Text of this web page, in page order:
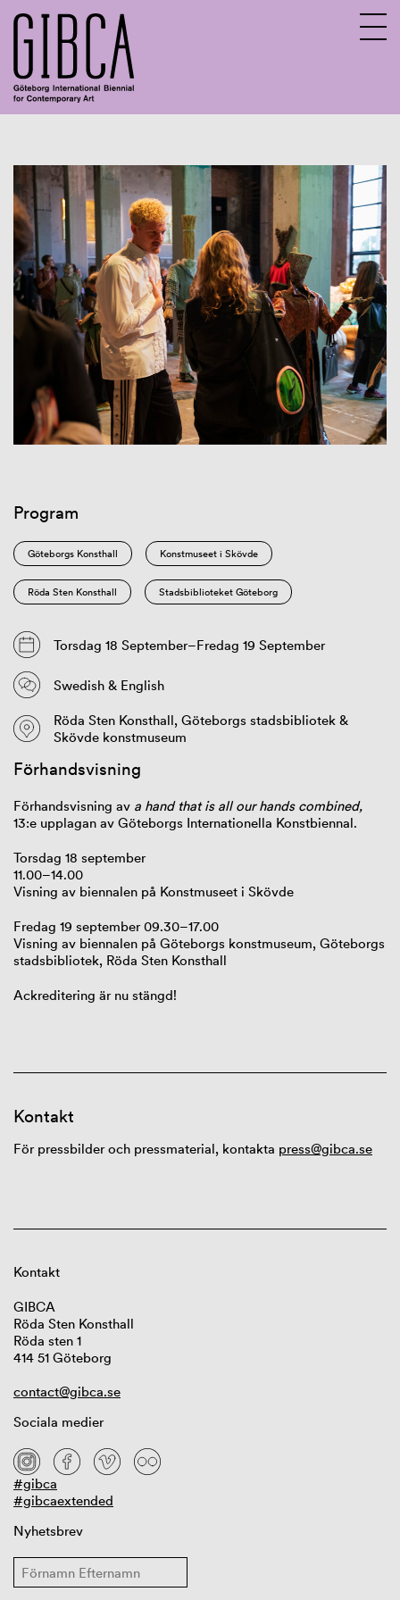
Aktuella program
Digitalt program
Tidigare program
Barn och unga
Program
Göteborgs Konsthall Konstmuseet i Skövde
Röda Sten Konsthall Stadsbiblioteket Göteborg
Torsdag 18 September–Fredag 19 September
Swedish & English
Röda Sten Konsthall, Göteborgs stadsbibliotek &
Skövde konstmuseum
Förhandsvisning
Förhandsvisning av a hand that is all our hands combined,
13:e upplagan av Göteborgs Internationella Konstbiennal.
Torsdag 18 september
11.00–14.00
Visning av biennalen på Konstmuseet i Skövde
Fredag 19 september 09.30–17.00
Visning av biennalen på Göteborgs konstmuseum, Göteborgs
stadsbibliotek, Röda Sten Konsthall
Ackreditering är nu stängd!
Kontakt
För pressbilder och pressmaterial, kontakta press@gibca.se
Kontakt
GIBCA
Röda Sten Konsthall
Röda sten 1
414 51 Göteborg
contact@gibca.se
Sociala medier
#gibca
#gibcaextended
Nyhetsbrev